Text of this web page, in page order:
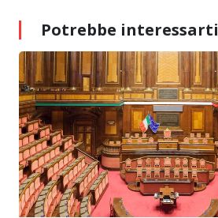
Potrebbe interessarti